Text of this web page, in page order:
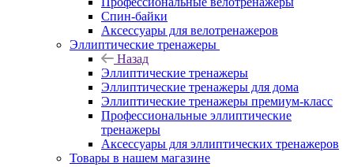
Спин-байки
Аксессуары для велотренажеров
Эллиптические тренажеры
Назад
Эллиптические тренажеры
Эллиптические тренажеры для дома
Эллиптические тренажеры премиум-класс
Профессиональные эллиптические
тренажеры
Аксессуары для эллиптических тренажеров
Товары в нашем магазине